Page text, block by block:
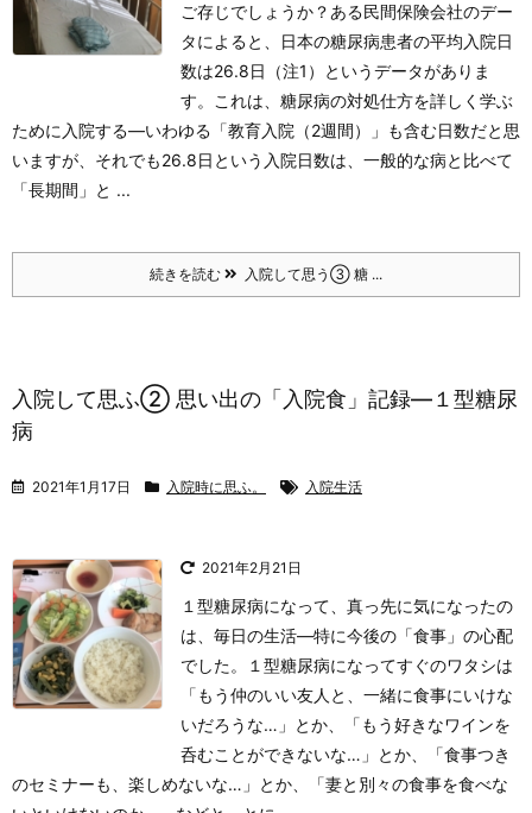
ご存じでしょうか？ ある民間保険会社のデー
タによると、日本の糖尿病患者の平均入院日
数は26.8日（注1）というデータがありま
す。これは、糖尿病の対処仕方を詳しく学ぶ
ために入院する―いわゆる「教育入院（2週間）」も含む日数だと思
いますが、それでも26.8日という入院日数は、一般的な病と比べて
「長期間」と ...
続きを読む 入院して思う③ 糖 ...
入院して思ふ② 思い出の「入院食」記録―１型糖尿
病
2021年1月17日 入院時に思ふ。 入院生活
2021年2月21日
１型糖尿病になって、真っ先に気になったの
は、毎日の生活―特に今後の「食事」の心配
でした。
１型糖尿病になってすぐのワタシは
「もう仲のいい友人と、一緒に食事にいけな
いだろうな…」とか、「もう好きなワインを
呑むことができないな…」とか、「食事つき
のセミナーも、楽しめないな…」とか、「妻と別々の食事を食べな